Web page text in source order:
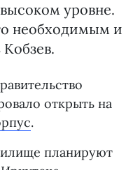
уровне.
необходимым и
открыть на
.